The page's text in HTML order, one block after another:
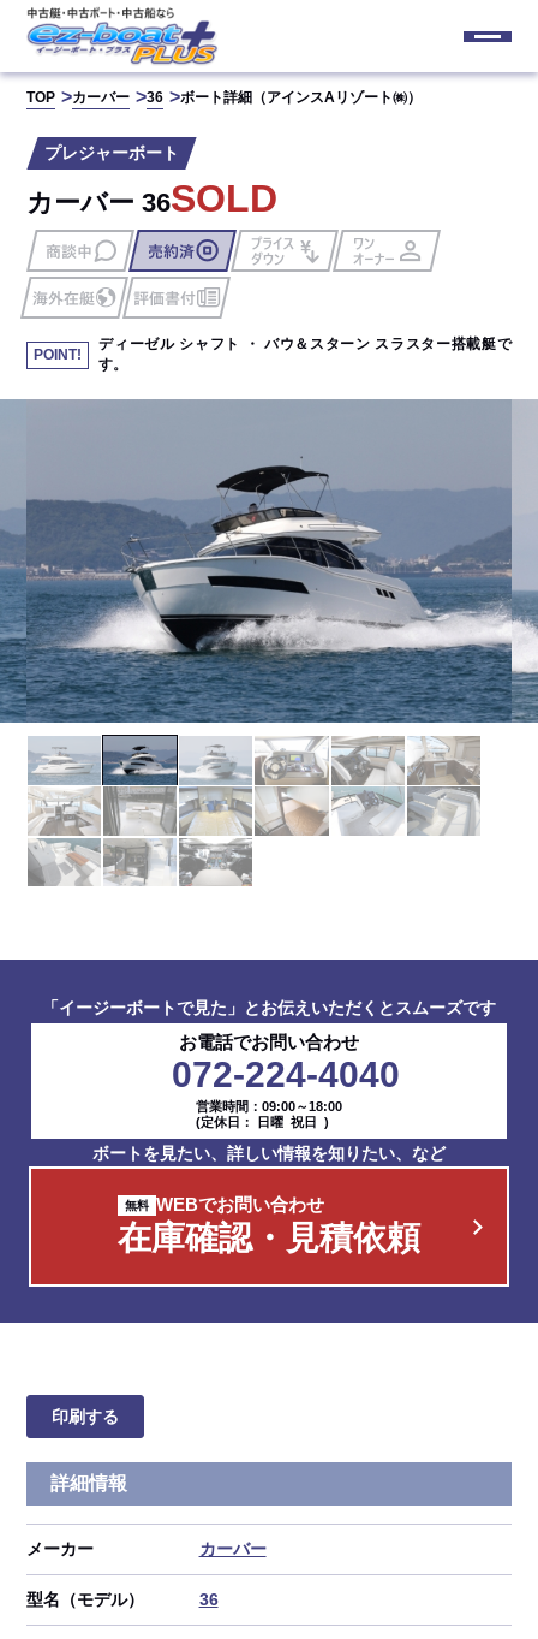
TOP カーバー 36 ボート詳細（アインスAリゾート㈱）
プレジャーボート
カーバー 36SOLD
ディーゼル シャフト ・ バウ＆スターン スラスター搭載艇で
す。
「イージーボートで見た」とお伝えいただくとスムーズです
お電話でお問い合わせ
072-224-4040
営業時間：09:00～18:00
(定休日： 日曜 祝日 )
ボートを見たい、詳しい情報を知りたい、など
WEBでお問い合わせ
在庫確認・見積依頼
印刷する
詳細情報
メーカー カーバー
型名（モデル） 36